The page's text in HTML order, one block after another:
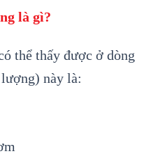
là gì?
thể thấy được ở dòng
này là: